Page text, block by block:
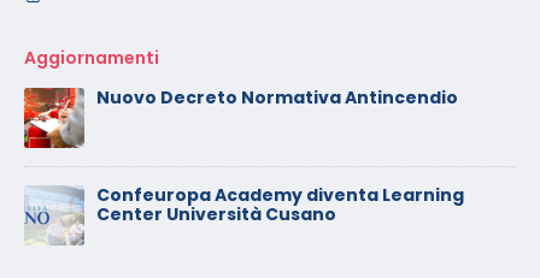
Aggiornamenti
Nuovo Decreto Normativa Antincendio
Confeuropa Academy diventa Learning
Center Università Cusano